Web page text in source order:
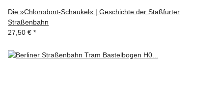
Die »Chlorodont-Schaukel« | Geschichte der Staßfurter
Straßenbahn
27,50 € *